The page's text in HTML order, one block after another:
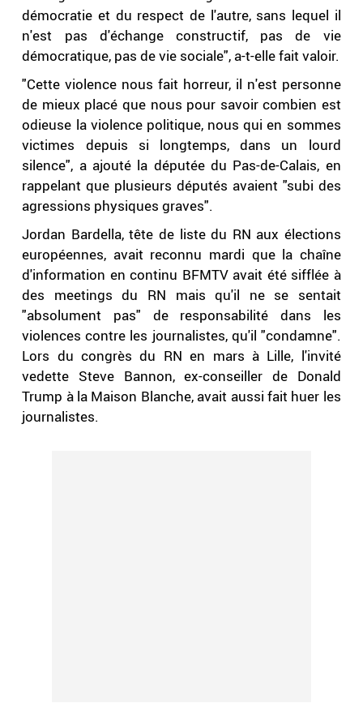
démocratie et du respect de l'autre, sans lequel il
n'est pas d'échange constructif, pas de vie
démocratique, pas de vie sociale", a-t-elle fait valoir.
"Cette violence nous fait horreur, il n'est personne
de mieux placé que nous pour savoir combien est
odieuse la violence politique, nous qui en sommes
victimes depuis si longtemps, dans un lourd
silence", a ajouté la députée du Pas-de-Calais, en
rappelant que plusieurs députés avaient "subi des
agressions physiques graves".
Jordan Bardella, tête de liste du RN aux élections
européennes, avait reconnu mardi que la chaîne
d'information en continu BFMTV avait été sifflée à
des meetings du RN mais qu'il ne se sentait
"absolument pas" de responsabilité dans les
violences contre les journalistes, qu'il "condamne".
Lors du congrès du RN en mars à Lille, l'invité
vedette Steve Bannon, ex-conseiller de Donald
Trump à la Maison Blanche, avait aussi fait huer les
journalistes.